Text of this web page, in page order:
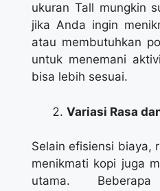
ukuran Tall mungkin
jika Anda ingin
atau membutuhkan
untuk menemani
bisa lebih sesuai.
Variasi Rasa
Selain efisiensi biaya,
menikmati kopi juga
utama.